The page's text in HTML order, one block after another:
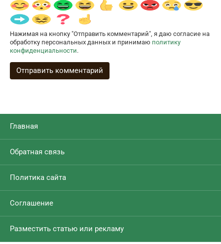
Нажимая на кнопку "Отправить комментарий", я даю согласие на
обработку персональных данных и принимаю политику
конфиденциальности.
Главная
Обратная связь
Политика сайта
Соглашение
Разместить статью или рекламу